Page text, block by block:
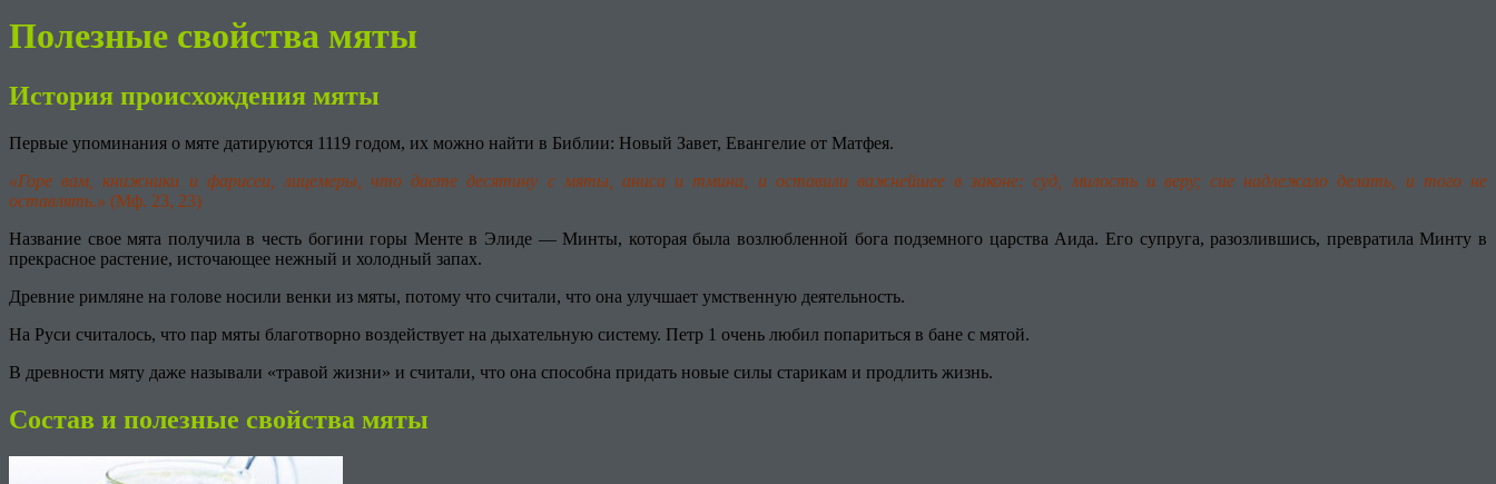
Полезные свойства мяты
История происхождения мяты
Первые упоминания о мяте датируются 1119 годом, их можно найти в Библии: Новый Завет, Евангелие от Матфея.
«Горе вам, книжники и фарисеи, лицемеры, что даете десятину с мяты, аниса и тмина, и оставили важнейшее в законе: суд, милость и веру; сие надлежало делать, и того не
оставлять.» (Мф. 23, 23)
Название свое мята получила в честь богини горы Менте в Элиде — Минты, которая была возлюбленной бога подземного царства Аида. Его супруга, разозлившись, превратила Минту в
прекрасное растение, источающее нежный и холодный запах.
Древние римляне на голове носили венки из мяты, потому что считали, что она улучшает умственную деятельность.
На Руси считалось, что пар мяты благотворно воздействует на дыхательную систему. Петр 1 очень любил попариться в бане с мятой.
В древности мяту даже называли «травой жизни» и считали, что она способна придать новые силы старикам и продлить жизнь.
Состав и полезные свойства мяты